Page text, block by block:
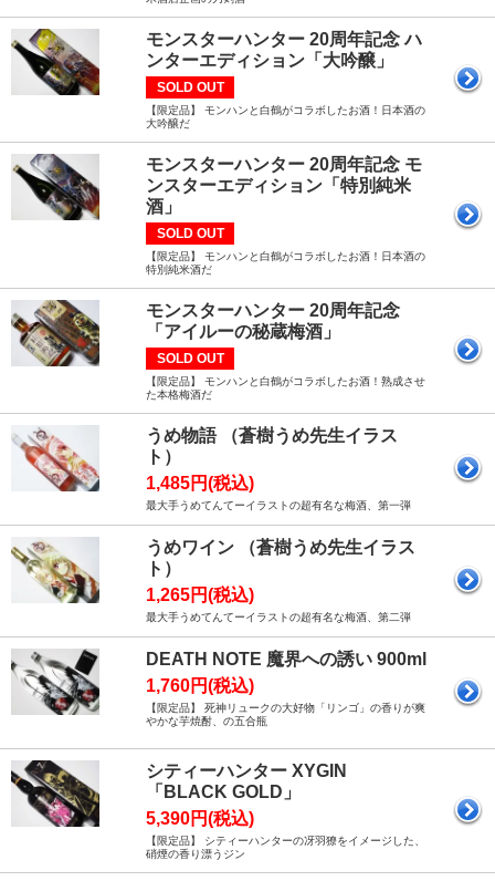
モンスターハンター 20周年記念 ハ
ンターエディション「大吟醸」
SOLD OUT
【限定品】 モンハンと白鶴がコラボしたお酒！日本酒の
大吟醸だ
モンスターハンター 20周年記念 モ
ンスターエディション「特別純米
酒」
SOLD OUT
【限定品】 モンハンと白鶴がコラボしたお酒！日本酒の
特別純米酒だ
モンスターハンター 20周年記念
「アイルーの秘蔵梅酒」
SOLD OUT
【限定品】 モンハンと白鶴がコラボしたお酒！熟成させ
た本格梅酒だ
うめ物語 （蒼樹うめ先生イラス
ト）
1,485円(税込)
最大手うめてんてーイラストの超有名な梅酒、第一弾
うめワイン （蒼樹うめ先生イラス
ト）
1,265円(税込)
最大手うめてんてーイラストの超有名な梅酒、第二弾
DEATH NOTE 魔界への誘い 900ml
1,760円(税込)
【限定品】 死神リュークの大好物「リンゴ」の香りが爽
やかな芋焼酎、の五合瓶
シティーハンター XYGIN
「BLACK GOLD」
5,390円(税込)
【限定品】 シティーハンターの冴羽獠をイメージした、
硝煙の香り漂うジン